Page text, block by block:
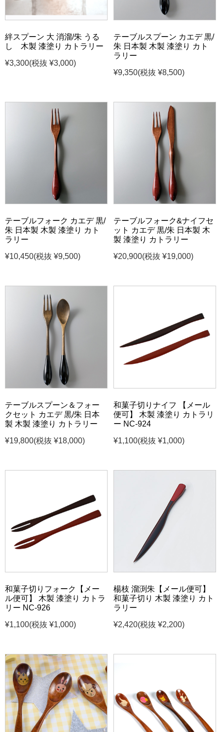
絆スプーン 大 消溜/朱 うる
し 木製 漆塗り カトラリー
¥3,300(税抜 ¥3,000)
テーブルスプーン カエデ 黒/
朱 日本製 木製 漆塗り カト
ラリー
¥9,350(税抜 ¥8,500)
テーブルフォーク カエデ 黒/
朱 日本製 木製 漆塗り カト
ラリー
¥10,450(税抜 ¥9,500)
テーブルフォーク&ナイフセ
ット カエデ 黒/朱 日本製 木
製 漆塗り カトラリー
¥20,900(税抜 ¥19,000)
テーブルスプーン＆フォー
クセット カエデ 黒/朱 日本
製 木製 漆塗り カトラリー
¥19,800(税抜 ¥18,000)
和菓子切りナイフ 【メール
便可】 木製 漆塗り カトラリ
ー NC-924
¥1,100(税抜 ¥1,000)
和菓子切りフォーク【メー
ル便可】 木製 漆塗り カトラ
リー NC-926
¥1,100(税抜 ¥1,000)
楊枝 溜渕朱【メール便可】
和菓子切り 木製 漆塗り カト
ラリー
¥2,420(税抜 ¥2,200)